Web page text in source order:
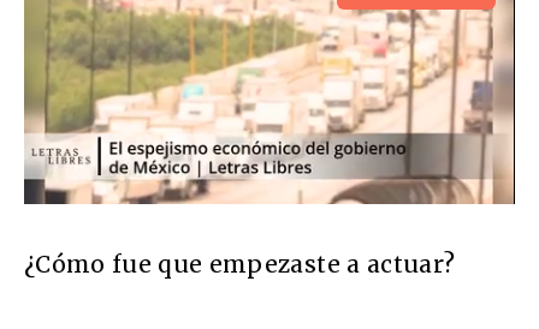
¿Cómo fue que empezaste a actuar?